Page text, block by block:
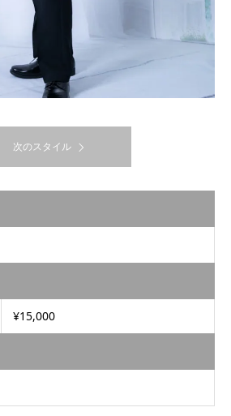
次のスタイル
¥15,000